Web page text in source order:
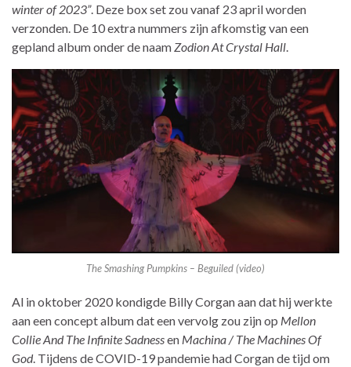
winter of 2023”. Deze box set zou vanaf 23 april worden
verzonden. De 10 extra nummers zijn afkomstig van een
gepland album onder de naam Zodion At Crystal Hall
The Smashing Pumpkins – Beguiled (video)
Al in oktober 2020 kondigde Billy Corgan aan dat hij werkte
aan een concept album dat een vervolg zou zijn op Mellon
Collie And The Infinite Sadnessen Machina / The Machines Of
God. Tijdens de COVID-19 pandemie had Corgan de tijd om